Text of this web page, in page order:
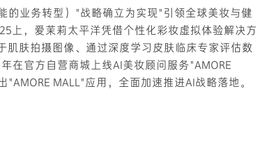
的业务转型）"战略确立为实现"引领全球美妆与健
上，爱茉莉太平洋凭借个性化彩妆虚拟体验解决方
肌肤拍摄图像、通过深度学习皮肤临床专家评估数
在官方自营商城上线AI美妆顾问服务"AMORE
MALL"应用，全面加速推进AI战略落地。